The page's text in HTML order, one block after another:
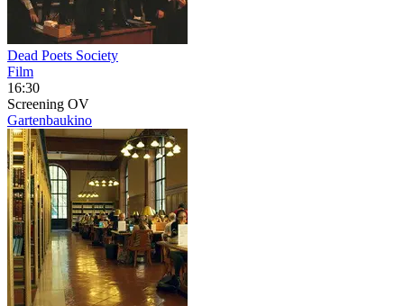
Dead Poets Society
Film
16:30
Screening OV
Gartenbaukino